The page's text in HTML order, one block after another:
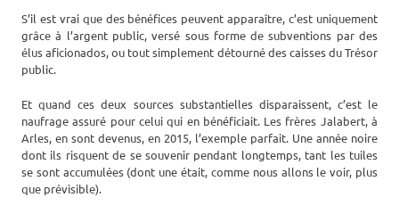
S’il est vrai que des bénéfices peuvent apparaître, c’est uniquement
grâce à l’argent public, versé sous forme de subventions par des
élus aficionados, ou tout simplement détourné des caisses du Trésor
public.
Et quand ces deux sources substantielles disparaissent, c’est le
naufrage assuré pour celui qui en bénéficiait. Les frères Jalabert, à
Arles, en sont devenus, en 2015, l’exemple parfait. Une année noire
dont ils risquent de se souvenir pendant longtemps, tant les tuiles
se sont accumulées (dont une était, comme nous allons le voir, plus
que prévisible).